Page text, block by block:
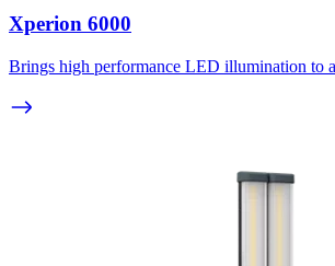
Xperion 6000
Brings high performance LED illumination to